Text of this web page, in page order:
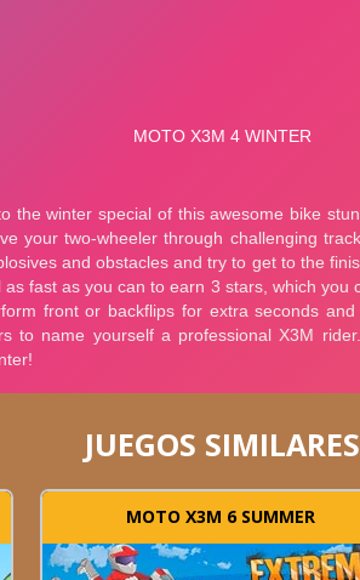
JUEGOS SIMILARES
MOTO X3M 6 SUMMER